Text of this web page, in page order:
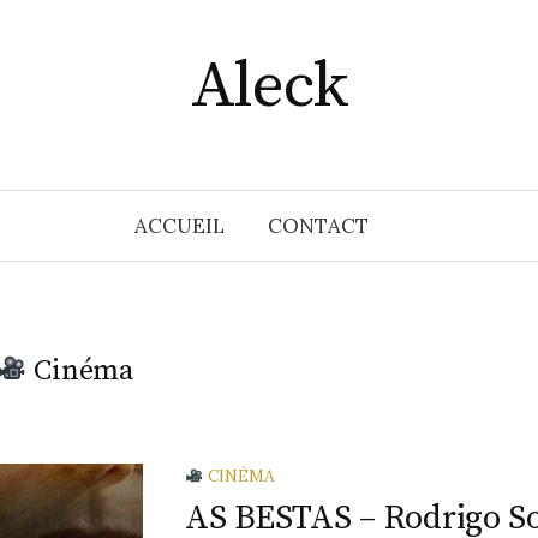
Aleck
ACCUEIL CONTACT
Cinéma
CINÉMA
AS BESTAS – Rodrigo